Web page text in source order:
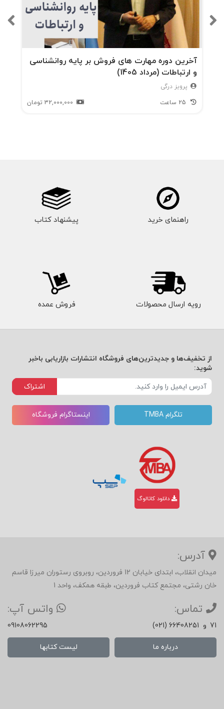
آخرین دوره مهارت های فروش بر پایه روانشناسی
و ارتباطات (مرداد 1405)
پرویز درگی
32,000,000 تومان
راهنمای خرید پیشنهاد کتاب
رویه ارسال محصولات فروش عمده
از تخفیف‌ها و جدیدترین‌های فروشگاه انتشارات بازاریابی باخبر
شوید:
اشتراک
تلگرام TMBA اینستاگرام فروشگاه
دانلود کاتالوگ
آدرس:
میدان انقلاب، ابتدای خیابان 12 فروردین، روبروی رستوران میرزا قاسم
خان رشتی، مجتمع کتاب فروردین، طبقه همکف، واحد 1
تماس:
(021) 66408251 و 71
واتس آپ:
09108062295
درباره ما لیست کتابها